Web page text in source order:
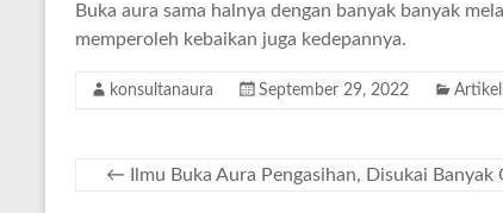
Buka aura sama halnya dengan banyak banyak
memperoleh kebaikan juga kedepannya.
konsultanaura September 29, 2022
← Ilmu Buka Aura Pengasihan, Disukai Banyak